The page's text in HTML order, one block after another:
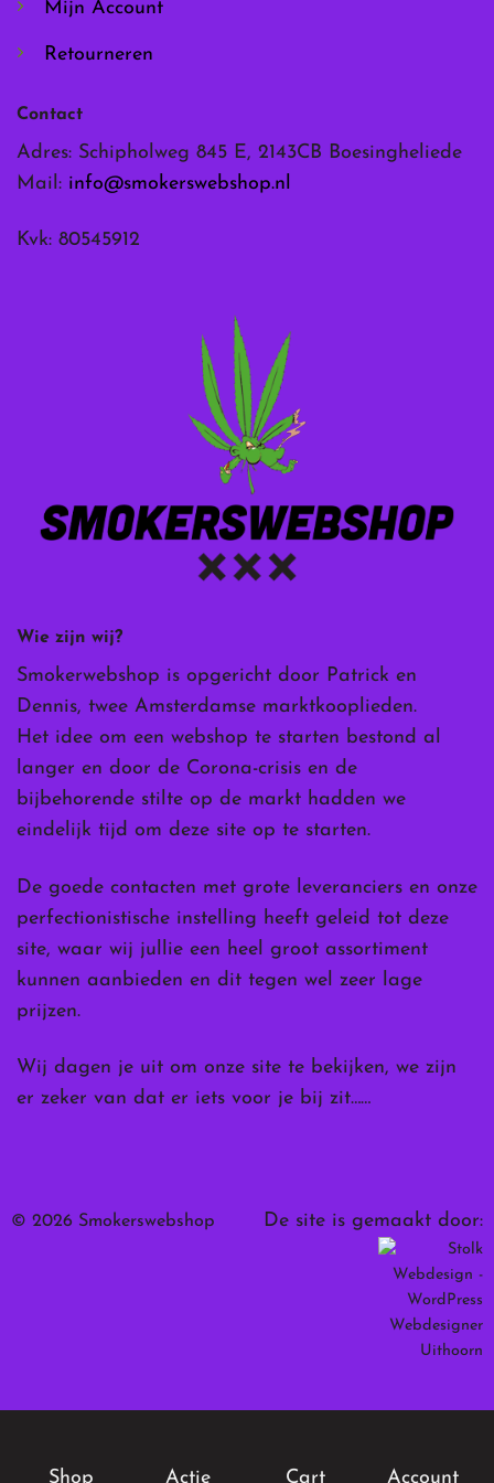
Wie zijn wij?
Smokerwebshop is opgericht door Patrick en
Dennis, twee Amsterdamse marktkooplieden.
Het idee om een webshop te starten bestond al
langer en door de Corona-crisis en de
bijbehorende stilte op de markt hadden we
eindelijk tijd om deze site op te starten.
De goede contacten met grote leveranciers en onze
perfectionistische instelling heeft geleid tot deze
site, waar wij jullie een heel groot assortiment
kunnen aanbieden en dit tegen wel zeer lage
prijzen.
Wij dagen je uit om onze site te bekijken, we zijn
er zeker van dat er iets voor je bij zit……
Mijn Account
Retourneren
Contact
Adres: Schipholweg 845 E, 2143CB Boesingheliede
Mail: info@smokerswebshop.nl
Kvk: 80545912
© 2026 Smokerswebshop De site is gemaakt door:
Shop Actie Cart Account